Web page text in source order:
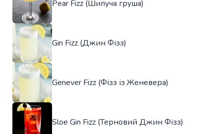
Pear Fizz (Шипуча груша)
Gin Fizz (Джин Фізз)
Genever Fizz (Фізз із Женевера)
Sloe Gin Fizz (Терновий Джин Фізз)